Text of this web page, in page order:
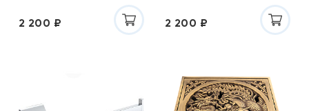
2 200 ₽ 2 200 ₽